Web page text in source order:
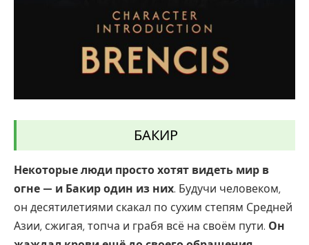
БАКИР
Некоторые люди просто хотят видеть мир в
огне — и Бакир один из них. Будучи человеком,
он десятилетиями скакал по сухим степям Средней
Азии, сжигая, топча и грабя всё на своём пути. Он